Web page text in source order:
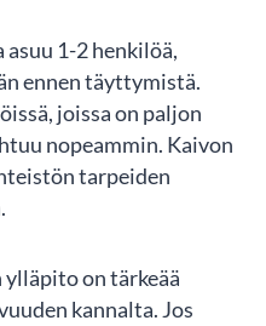
asuu 1-2 henkilöä,
ennen täyttymistä.
joissa on paljon
nopeammin. Kaivon
tarpeiden
ylläpito on tärkeää
kannalta. Jos
tekijöillä on
Olimme saaneet
ja valitsimme